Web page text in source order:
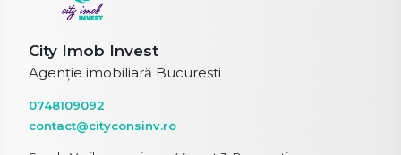
City Imob Invest
Agenție imobiliară Bucuresti
0748109092
contact@cityconsinv.ro